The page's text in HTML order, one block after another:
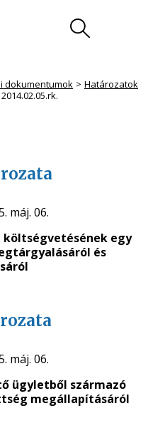
dokumentumok
Határozatok
2014.02.05.rk.
máj. 06.
költségvetésének egy
és
máj. 06.
ügyletből származó
megállapításáról